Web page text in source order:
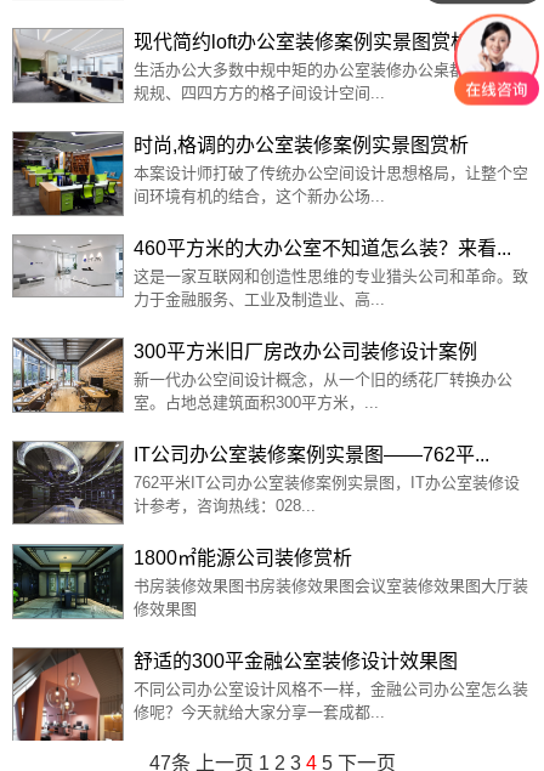
现代简约loft办公室装修案例实景图赏析
生活办公大多数中规中矩的办公室装修办公桌都是由正正
规规、四四方方的格子间设计空间...
时尚,格调的办公室装修案例实景图赏析
本案设计师打破了传统办公空间设计思想格局，让整个空
间环境有机的结合，这个新办公场...
460平方米的大办公室不知道怎么装？来看...
这是一家互联网和创造性思维的专业猎头公司和革命。致
力于金融服务、工业及制造业、高...
300平方米旧厂房改办公司装修设计案例
新一代办公空间设计概念，从一个旧的绣花厂转换办公
室。占地总建筑面积300平方米，...
IT公司办公室装修案例实景图——762平...
762平米IT公司办公室装修案例实景图，IT办公室装修设
计参考，咨询热线：028...
1800㎡能源公司装修赏析
书房装修效果图书房装修效果图会议室装修效果图大厅装
修效果图
舒适的300平金融公室装修设计效果图
不同公司办公室设计风格不一样，金融公司办公室怎么装
修呢？今天就给大家分享一套成都...
47条 上一页 1 2 3 4 5 下一页